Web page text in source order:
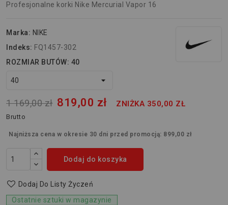
Profesjonalne korki Nike Mercurial Vapor 16
Marka: NIKE
Indeks: FQ1457-302
ROZMIAR BUTÓW: 40
1 169,00 zł 819,00 zł ZNIŻKA 350,00 ZŁ
Brutto
Najniższa cena w okresie 30 dni przed promocją: 899,00 zł
Dodaj do koszyka
Dodaj Do Listy Życzeń
Ostatnie sztuki w magazynie